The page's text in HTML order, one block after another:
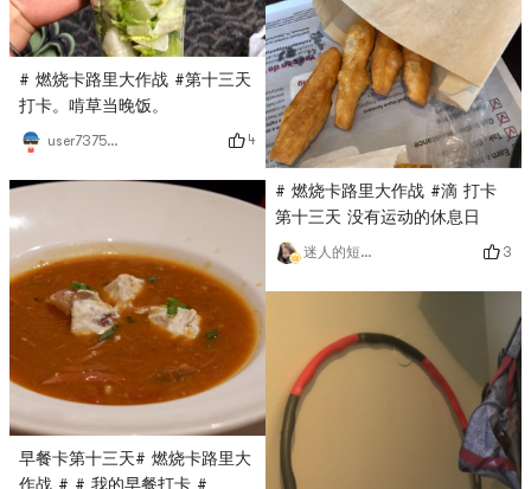
# 燃烧卡路里大作战 #第十三天
打卡。啃草当晚饭。
user7375835324 4
早餐卡第十三天# 燃烧卡路里大
作战 # # 我的早餐打卡 #
# 燃烧卡路里大作战 #滴 打卡
第十三天 没有运动的休息日
迷人的短腿小可爱 3